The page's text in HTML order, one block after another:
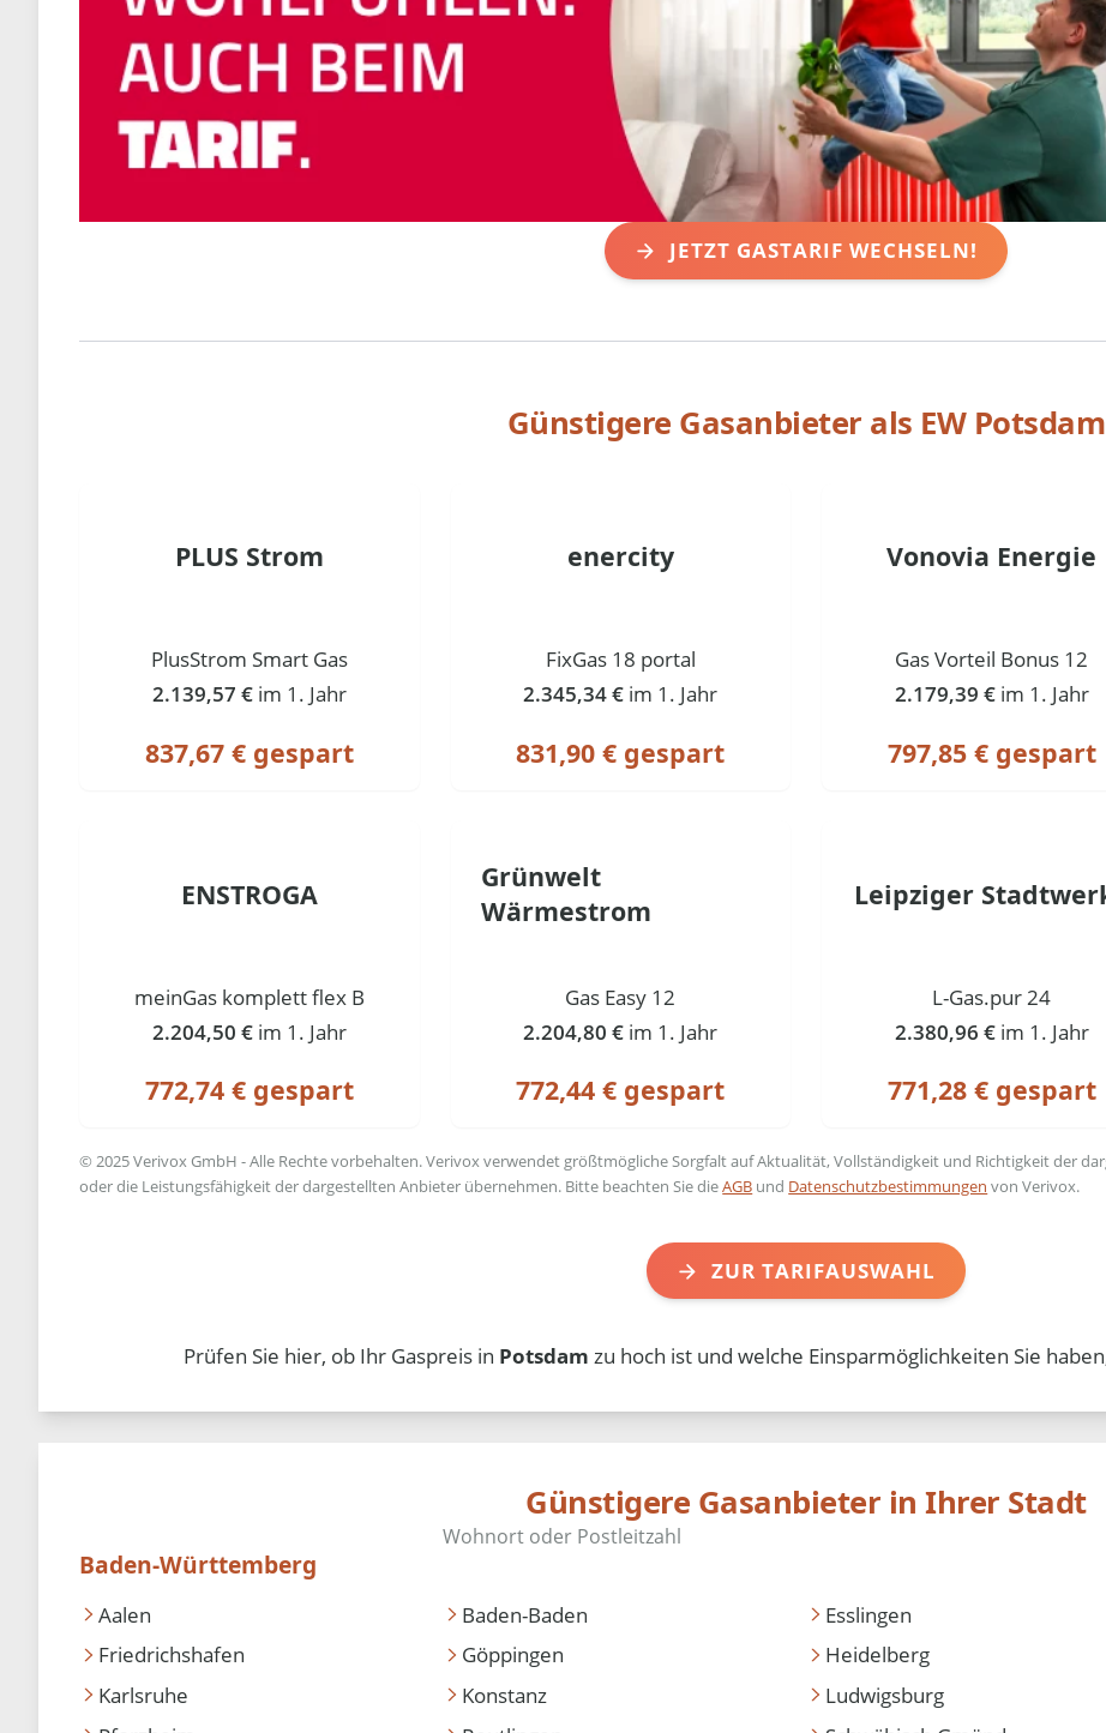
JETZT GASTARIF WECHSELN!
Günstigere Gasanbieter als EW Potsdam
PLUS Strom
PlusStrom Smart Gas
2.139,57 € im 1. Jahr
837,67 € gespart
enercity
FixGas 18 portal
2.345,34 € im 1. Jahr
831,90 € gespart
Vonovia Energie
Gas Vorteil Bonus 12
2.179,39 € im 1. Jahr
797,85 € gespart
ENSTROGA
meinGas komplett flex B
2.204,50 € im 1. Jahr
772,74 € gespart
Grünwelt
Wärmestrom
Gas Easy 12
2.204,80 € im 1. Jahr
772,44 € gespart
Leipziger
L-Gas.pur 24
2.380,96 € im 1. Jahr
771,28 € gespart
© 2025 Verivox GmbH - Alle Rechte vorbehalten. Verivox verwendet größtmögliche Sorgfalt auf Aktualität, Vollständigkeit und Richtigkeit der
oder die Leistungsfähigkeit der dargestellten Anbieter übernehmen. Bitte beachten Sie dieAGB und Datenschutzbestimmungen von Verivox.
ZUR TARIFAUSWAHL
Prüfen Sie hier, ob Ihr Gaspreis in Potsdam zu hoch ist und welche Einsparmöglichkeiten Sie
Günstigere Gasanbieter in Ihrer Stadt
Baden-Württemberg
Aalen Baden-Baden Esslingen
Friedrichshafen
Göppingen Heidelberg
Karlsruhe
Konstanz Ludwigsburg